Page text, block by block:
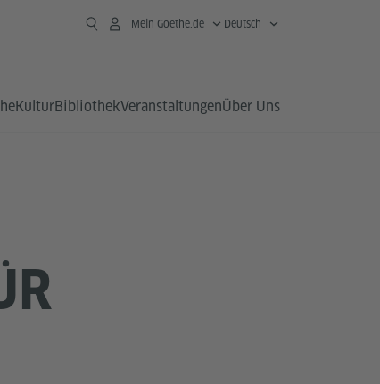
Mein Goethe.de Deutsch
KulturBibliothekVeranstaltungenÜber Uns